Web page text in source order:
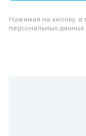
Нажимая на кнопку, я
персональных данных